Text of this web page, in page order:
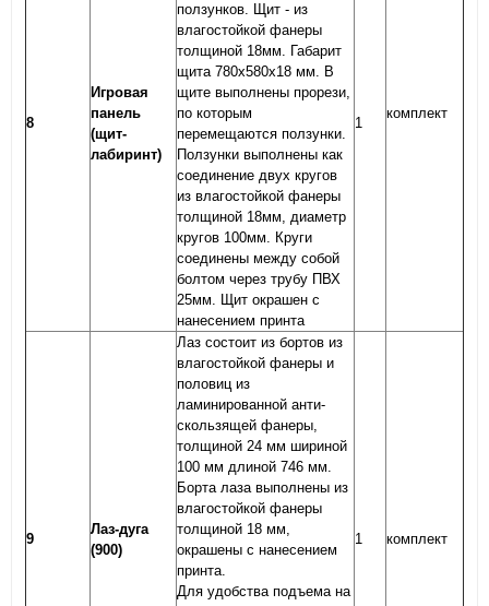
8
Игровая
панель
(щит-
лабиринт)
ползунков. Щит - из
влагостойкой фанеры
толщиной 18мм. Габарит
щита 780х580х18 мм. В
щите выполнены прорези,
по которым
перемещаются ползунки.
Ползунки выполнены как
соединение двух кругов
из влагостойкой фанеры
толщиной 18мм, диаметр
кругов 100мм. Круги
соединены между собой
болтом через трубу ПВХ
25мм. Щит окрашен с
нанесением принта
1
комплект
9
Лаз-дуга
(900)
Лаз состоит из бортов из
влагостойкой фанеры и
половиц из
ламинированной анти-
скользящей фанеры,
толщиной 24 мм шириной
100 мм длиной 746 мм.
Борта лаза выполнены из
влагостойкой фанеры
толщиной 18 мм,
окрашены с нанесением
принта.
Для удобства подъема на
1 комплект